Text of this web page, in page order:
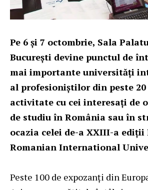
Pe 6 şi 7 octombrie, Sala
București devine punctul de
mai importante universități
al profesioniştilor din peste
activitate cu cei interesați de
de studiu în România sau în
ocazia celei de-a XXIII-a ediții
Romanian International
Peste 100 de expozanți din